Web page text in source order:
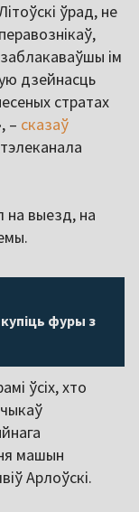
ўрад, не
ім
дзейнасць
стратах
– сказаў
на выезд, на
фуры з
ўсіх, хто
машын
Арлоўскі.